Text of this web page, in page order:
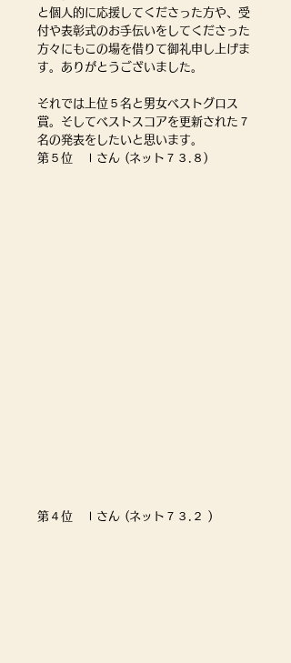
と個人的に応援してくださった方や、受
付や表彰式のお手伝いをしてくださった
方々にもこの場を借りて御礼申し上げま
す。ありがとうございました。
それでは上位５名と男女ベストグロス
賞。そしてベストスコアを更新された７
名の発表をしたいと思います。
第５位　Ⅰさん (ネット７３.８)
第４位　Ⅰさん (ネット７３.２ )